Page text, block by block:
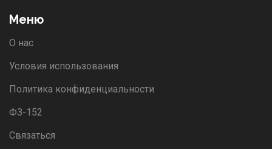
Меню
О нас
Условия использования
Политика конфиденциальности
ФЗ-152
Связаться